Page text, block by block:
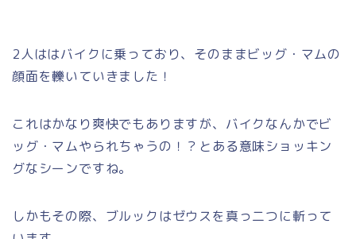
2人ははバイクに乗っており、そのままビッグ・マムの
顔面を轢いていきました！
これはかなり爽快でもありますが、バイクなんかでビ
ッグ・マムやられちゃうの！？とある意味ショッキン
グなシーンですね。
しかもその際、ブルックはゼウスを真っ二つに斬って